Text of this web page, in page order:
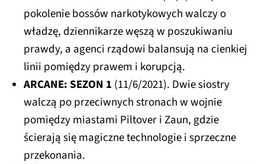
pokolenie bossów narkotykowych walczy o
władzę, dziennikarze węszą w poszukiwaniu
prawdy, a agenci rządowi balansują na cienkiej
linii pomiędzy prawem i korupcją.
ARCANE: SEZON 1 (11/6/2021). Dwie siostry
walczą po przeciwnych stronach w wojnie
pomiędzy miastami Piltover i Zaun, gdzie
ścierają się magiczne technologie i sprzeczne
przekonania.